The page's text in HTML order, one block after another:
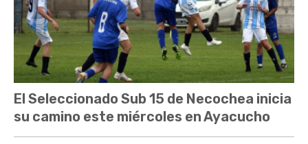
El Seleccionado Sub 15 de Necochea inicia
su camino este miércoles en Ayacucho